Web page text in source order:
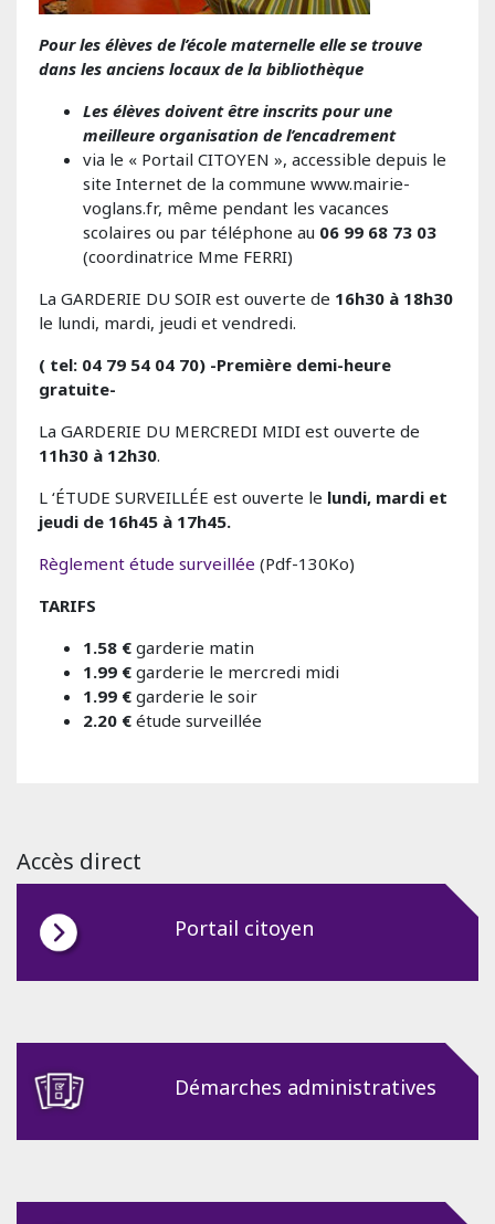
Pour les élèves de l’école maternelle elle se trouve
dans les anciens locaux de la bibliothèque
Les élèves doivent être inscrits pour une
meilleure organisation de l’encadrement
via le « Portail CITOYEN », accessible depuis le
site Internet de la commune www.mairie-
voglans.fr, même pendant les vacances
scolaires ou par téléphone au 06 99 68 73 03
(coordinatrice Mme FERRI)
La GARDERIE DU SOIR est ouverte de 16h30 à 18h30
le lundi, mardi, jeudi et vendredi.
( tel: 04 79 54 04 70) -Première demi-heure
gratuite-
La GARDERIE DU MERCREDI MIDI est ouverte de
11h30 à 12h30.
L ‘ÉTUDE SURVEILLÉE est ouverte le lundi, mardi et
jeudi de 16h45 à 17h45.
Règlement étude surveillée (Pdf-130Ko)
TARIFS
1.58 € garderie matin
1.99 € garderie le mercredi midi
1.99 € garderie le soir
2.20 € étude surveillée
Accès direct
Portail citoyen
Démarches administratives